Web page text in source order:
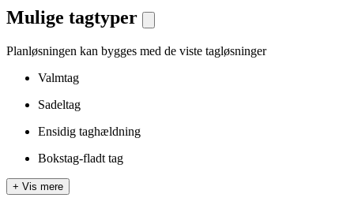
Mulige tagtyper
Planløsningen kan bygges med de viste tagløsninger
Valmtag
Sadeltag
Ensidig taghældning
Bokstag-fladt tag
+ Vis mere